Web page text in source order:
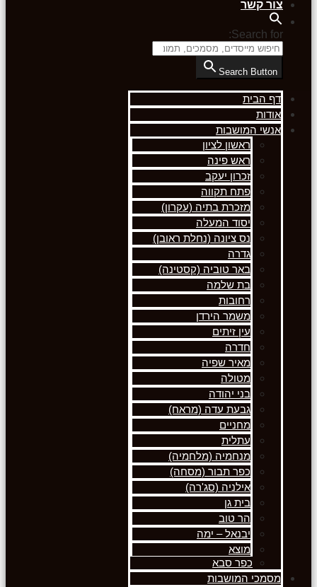
צור קשר
Search for:
Search Button
דף הבית
אודות
אנשי המושבות
ראשון לציון
ראש פינה
זכרון יעקב
פתח תקווה
מזכרת בתיה (עקרון)
יסוד המעלה
נס ציונה (נחלת ראובן)
גדרה
באר טוביה (קסטינה)
בת שלמה
רחובות
משמר הירדן
עין זיתים
חדרה
מאיר שפיה
מטולה
בני יהודה
גבעת עדה (מראח)
מחניים
עתלית
מנחמיה (מלחמיה)
כפר תבור (מסחה)
אילניה (סג'רה)
בית גן
הר טוב
יבנאל – ימה
מוצא
כפר סבא
מסמכי המושבות